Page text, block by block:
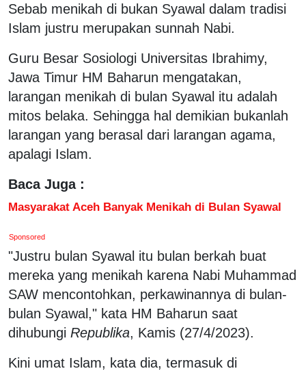
Sebab menikah di bukan Syawal dalam tradisi
Islam justru merupakan sunnah Nabi.
Guru Besar Sosiologi Universitas Ibrahimy,
Jawa Timur HM Baharun mengatakan,
larangan menikah di bulan Syawal itu adalah
mitos belaka. Sehingga hal demikian bukanlah
larangan yang berasal dari larangan agama,
apalagi Islam.
Baca Juga :
Masyarakat Aceh Banyak Menikah di Bulan Syawal
Sponsored
"Justru bulan Syawal itu bulan berkah buat
mereka yang menikah karena Nabi Muhammad
SAW mencontohkan, perkawinannya di bulan-
bulan Syawal," kata HM Baharun saat
dihubungi Republika, Kamis (27/4/2023).
Kini umat Islam, kata dia, termasuk di